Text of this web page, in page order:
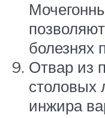
болезнях
Отвар из
столовых
инжира